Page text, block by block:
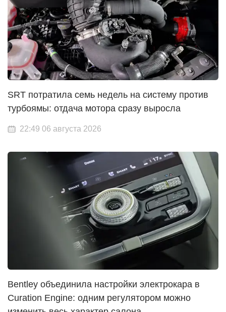
SRT потратила семь недель на систему против
турбоямы: отдача мотора сразу выросла
22:49 06 августа 2026
Bentley объединила настройки электрокара в
Curation Engine: одним регулятором можно